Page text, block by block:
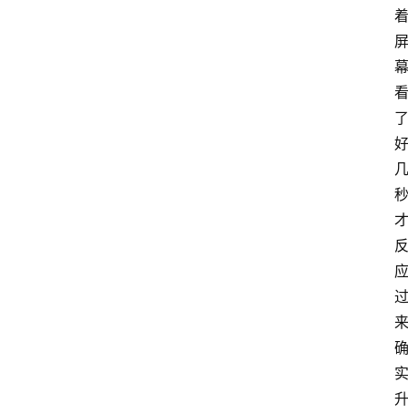
着
屏
幕
看
了
好
几
秒
才
反
应
过
来
确
实
升